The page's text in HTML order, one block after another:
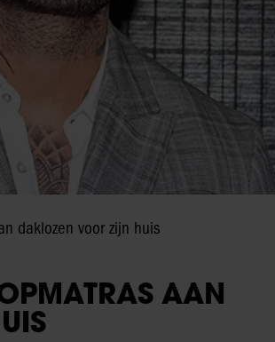
daklozen voor zijn huis
AAN